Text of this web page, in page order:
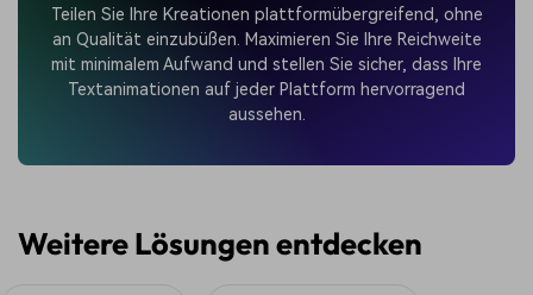
Teilen Sie Ihre Kreationen plattformübergreifend, ohne
an Qualität einzubüßen. Maximieren Sie Ihre Reichweite
mit minimalem Aufwand und stellen Sie sicher, dass Ihre
Textanimationen auf jeder Plattform hervorragend
aussehen.
Weitere Lösungen entdecken